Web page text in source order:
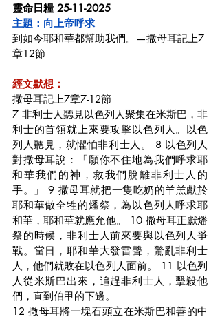
靈命日糧 25-11-2025
主題：向上帝呼求
到如今耶和華都幫助我們。—撒母耳記上7
章12節
經文默想：
撒母耳記上7章7-12節
7 非利士人聽見以色列人聚集在米斯巴，非
利士的首領就上來要攻擊以色列人。以色
列人聽見，就懼怕非利士人。 8 以色列人
對撒母耳說：「願你不住地為我們呼求耶
和華我們的神，救我們脫離非利士人的
手。」 9 撒母耳就把一隻吃奶的羊羔獻於
耶和華做全牲的燔祭，為以色列人呼求耶
和華，耶和華就應允他。 10 撒母耳正獻燔
祭的時候，非利士人前來要與以色列人爭
戰。當日，耶和華大發雷聲，驚亂非利士
人，他們就敗在以色列人面前。 11 以色列
人從米斯巴出來，追趕非利士人，擊殺他
們，直到伯甲的下邊。
12 撒母耳將一塊石頭立在米斯巴和善的中